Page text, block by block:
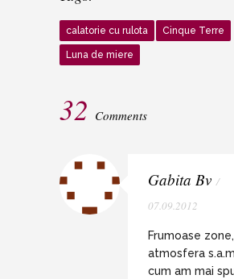
calatorie cu rulota Cinque Terre
Luna de miere
32 Comments
Gabita Bv /
07.09.2012
Frumoase
atmosfera
cum am mai